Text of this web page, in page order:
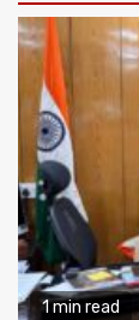
1 min read